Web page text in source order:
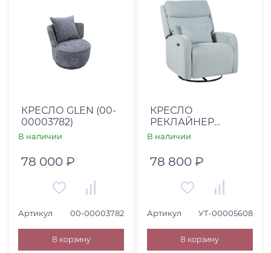
КРЕСЛО GLEN (00-
00003782)
В наличии
78 000 ₽
Артикул 00-00003782
В корзину
КРЕСЛО
РЕКЛАЙНЕР
COMFORT LOUNG -
(САНТОРИНИ 51-
100)
В наличии
78 800 ₽
Артикул УТ-00005608
В корзину